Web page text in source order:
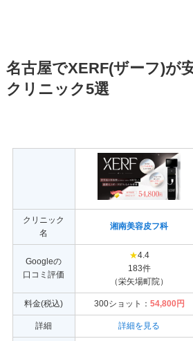
名古屋でXERF(ザーフ)が
クリニック5選
クリニック
名
湘南美容皮フ科
Googleの
口コミ評価
★4.4
183件
（栄矢場町院）
料金(税込) 300ショット： 54,800円
詳細 詳細を見る